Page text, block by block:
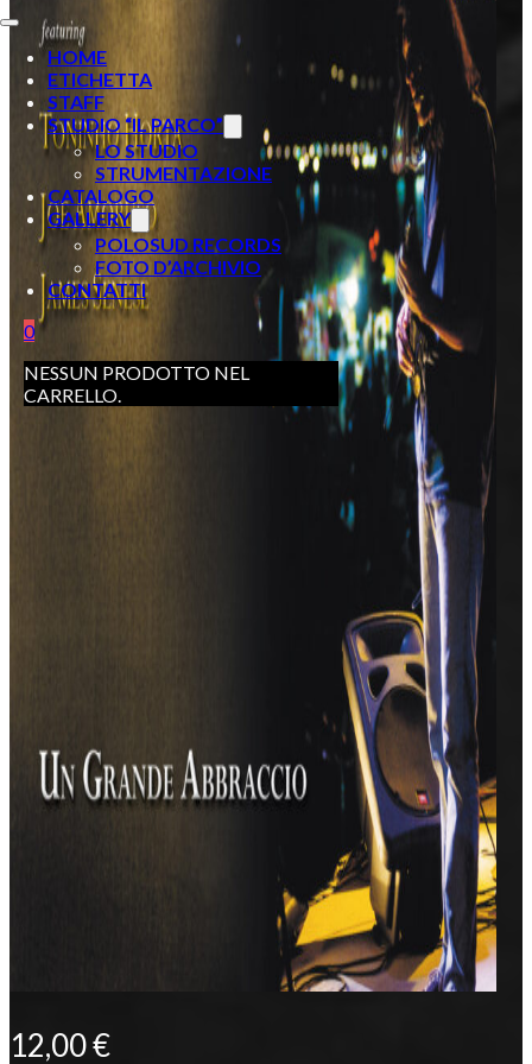
HOME
ETICHETTA
STAFF
STUDIO “IL PARCO”
LO STUDIO
STRUMENTAZIONE
CATALOGO
GALLERY
POLOSUD RECORDS
FOTO D’ARCHIVIO
CONTATTI
0
NESSUN PRODOTTO NEL
CARRELLO.
12,00€